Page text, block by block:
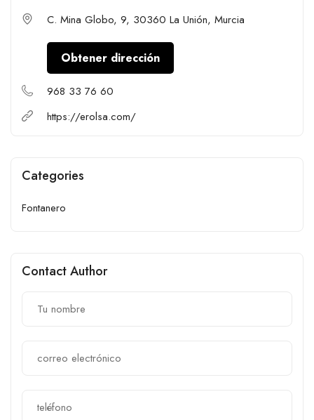
C. Mina Globo, 9, 30360 La Unión, Murcia
Obtener dirección
968 33 76 60
https://erolsa.com/
Categories
Fontanero
Contact Author